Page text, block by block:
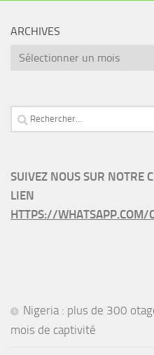
ARCHIVES
Archives
Rechercher :
SUIVEZ NOUS SUR NOTRE
LIEN
HTTPS://WHATSAPP.COM/
Nigeria : plus de 300
mois de captivité